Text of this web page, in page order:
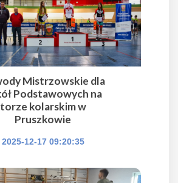
Mistrzowskie dla
Podstawowych na
torze kolarskim w
Pruszkowie
2025-12-17 09:20:35